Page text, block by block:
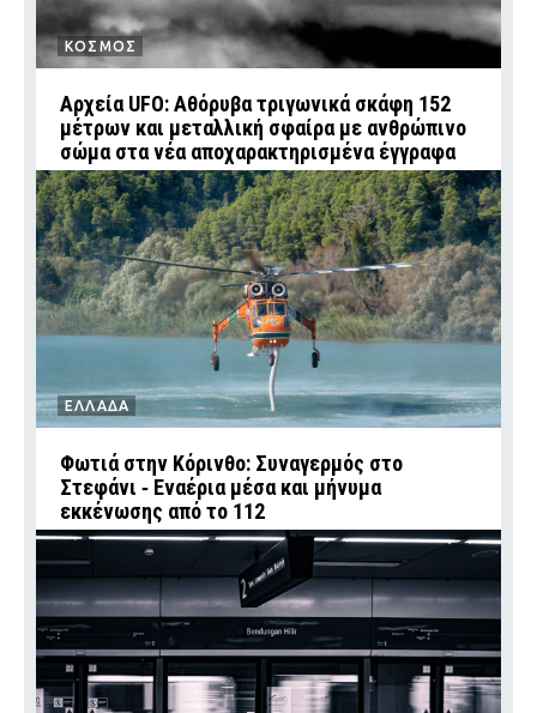
ΚΟΣΜΟΣ
Αρχεία UFO: Αθόρυβα τριγωνικά σκάφη 152
μέτρων και μεταλλική σφαίρα με ανθρώπινο
σώμα στα νέα αποχαρακτηρισμένα έγγραφα
ΕΛΛΑΔΑ
Φωτιά στην Κόρινθο: Συναγερμός στο
Στεφάνι ‑ Εναέρια μέσα και μήνυμα
εκκένωσης από το 112